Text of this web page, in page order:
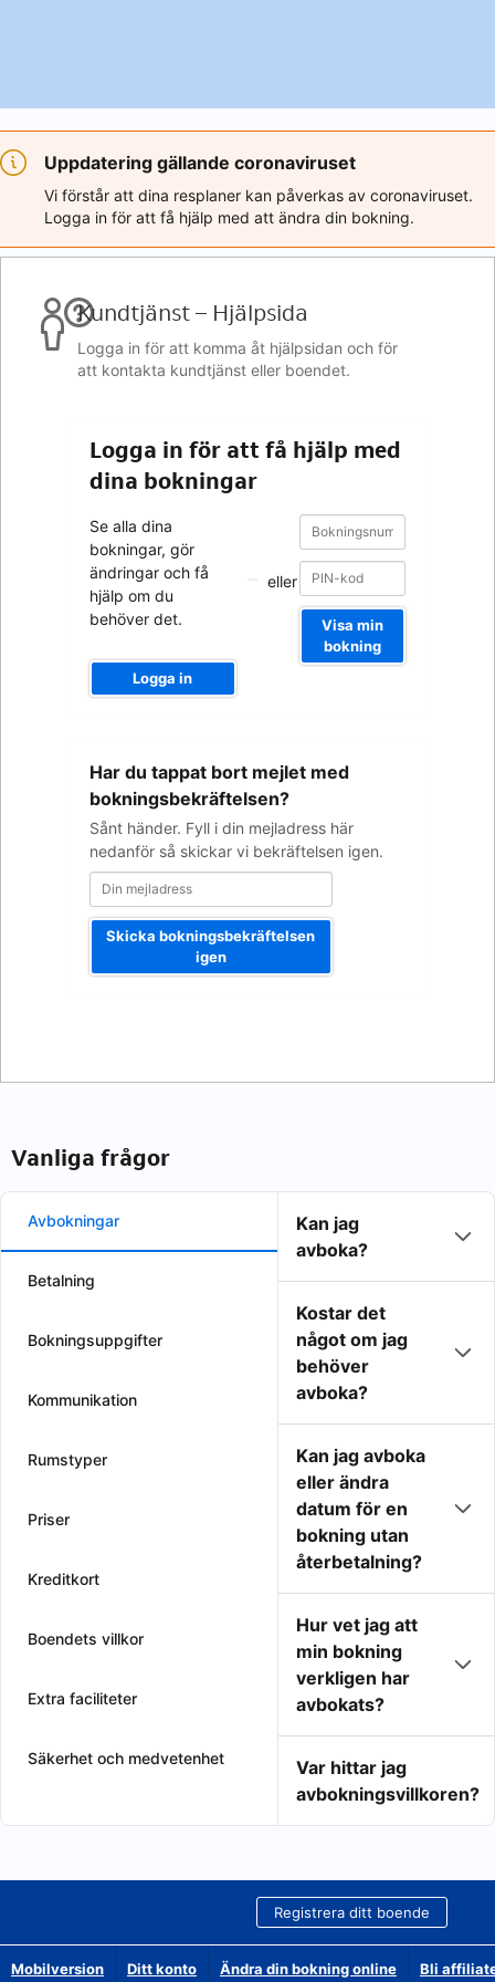
Uppdatering gällande coronaviruset
Vi förstår att dina resplaner kan påverkas av coronaviruset.
Logga in för att få hjälp med att ändra din bokning.
Kundtjänst – Hjälpsida
Logga in för att komma åt hjälpsidan och för
att kontakta kundtjänst eller boendet.
Logga in för att få hjälp med
dina bokningar
Se alla dina
bokningar, gör
ändringar och få
hjälp om du
behöver det.
Logga in
eller
Bokningsnummer
Bokningsnummer
Visa min
bokning
Har du tappat bort mejlet med
bokningsbekräftelsen?
Sånt händer. Fyll i din mejladress här
nedanför så skickar vi bekräftelsen igen.
mejladress
Skicka bokningsbekräftelsen
igen
Vanliga frågor
Avbokningar
Betalning
Bokningsuppgifter
Kommunikation
Rumstyper
Priser
Kreditkort
Boendets villkor
Extra faciliteter
Säkerhet och medvetenhet
Kan jag
avboka?
Kostar det
något om jag
behöver
avboka?
Kan jag avboka
eller ändra
datum för en
bokning utan
återbetalning?
Hur vet jag att
min bokning
verkligen har
avbokats?
Var hittar jag
avbokningsvillkoren?
Registrera ditt boende
Mobilversion Ditt konto Ändra din bokning online Bli